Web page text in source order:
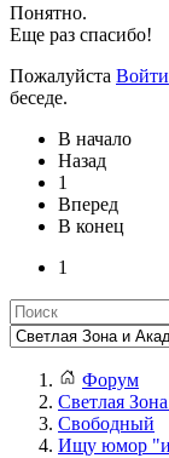
Понятно.
Еще раз спасибо!
Пожалуйста Войти
беседе.
В начало
Назад
1
Вперед
В конец
1
Форум
Светлая
Свободный
Ищу юмор